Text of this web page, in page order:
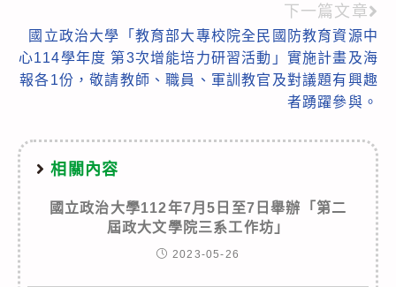
下一篇文章
國立政治大學「教育部大專校院全民國防教育資源中
心114學年度 第3次增能培力研習活動」實施計畫及海
報各1份，敬請教師、職員、軍訓教官及對議題有興趣
者踴躍參與。
相關內容
國立政治大學112年7月5日至7日舉辦「第二
屆政大文學院三系工作坊」
2023-05-26